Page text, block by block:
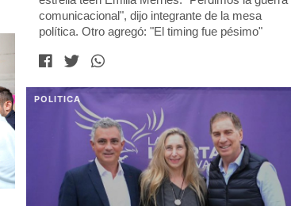
comunicacional", dijo integrante de la mesa
política. Otro agregó: "El timing fue pésimo"
POLITICA